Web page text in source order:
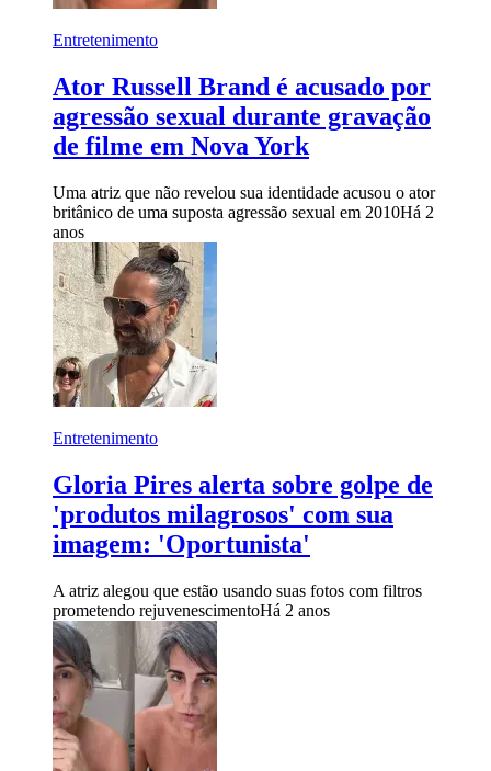
Entretenimento
Ator Russell Brand é acusado por
agressão sexual durante gravação
de filme em Nova York
Uma atriz que não revelou sua identidade acusou o ator
britânico de uma suposta agressão sexual em 2010Há 2
anos
Entretenimento
Gloria Pires alerta sobre golpe de
'produtos milagrosos' com sua
imagem: 'Oportunista'
A atriz alegou que estão usando suas fotos com filtros
prometendo rejuvenescimentoHá 2 anos